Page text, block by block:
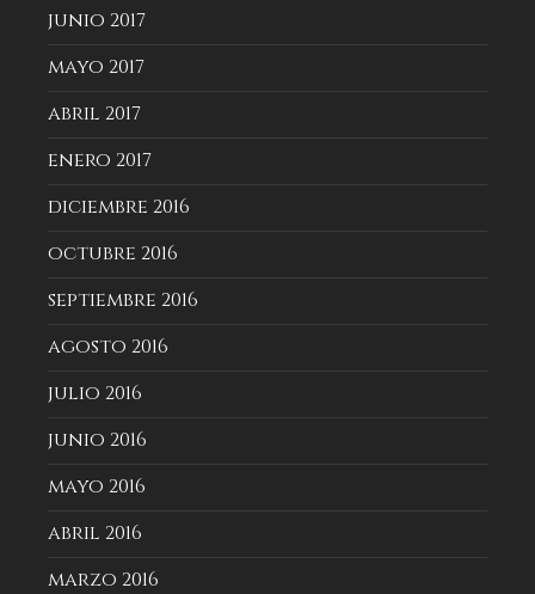
junio 2017
mayo 2017
abril 2017
enero 2017
diciembre 2016
octubre 2016
septiembre 2016
agosto 2016
julio 2016
junio 2016
mayo 2016
abril 2016
marzo 2016